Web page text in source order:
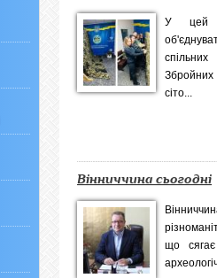
У цей
Збройних
сіто...
Вінниччина сьогодні
що сягає